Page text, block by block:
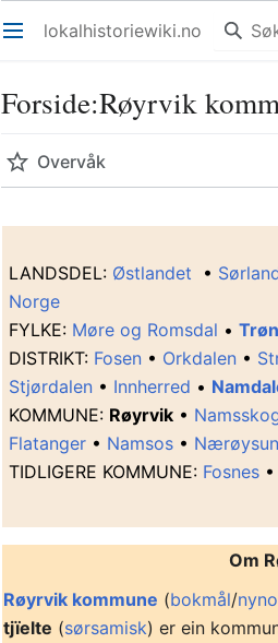
Åpne hovedmenyen lokalhistoriewiki.no
Forside:Røyrvik
Overvåk
LANDSDEL: Østlandet •
Norge
FYLKE: Møre og Romsdal •
DISTRIKT: Fosen • Orkdalen •
Stjørdalen • Innherred •
KOMMUNE: Røyrvik •
Flatanger • Namsos •
TIDLIGERE KOMMUNE: Fosnes •
Om
Røyrvik kommune (bokmål/
tjïelte (sørsamisk) er ein